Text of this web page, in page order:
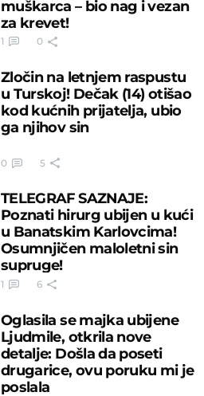
muškarca – bio nag i vezan
za krevet!
1 0
Zločin na letnjem raspustu
u Turskoj! Dečak (14) otišao
kod kućnih prijatelja, ubio
ga njihov sin
0 5
TELEGRAF SAZNAJE:
Poznati hirurg ubijen u kući
u Banatskim Karlovcima!
Osumnjičen maloletni sin
supruge!
1 6
Oglasila se majka ubijene
Ljudmile, otkrila nove
detalje: Došla da poseti
drugarice, ovu poruku mi je
poslala